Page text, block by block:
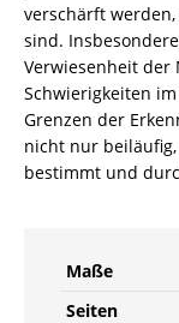
verschärft
sind.
Verwiesenheit der
Schwierigkeiten
Grenzen der
nicht nur
bestimmt und
Maße
Seiten